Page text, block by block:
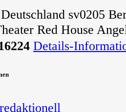
Deutschland sv0205
Red House
Details-